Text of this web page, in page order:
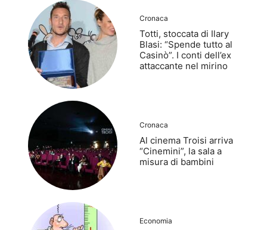
Cronaca
Totti, stoccata di Ilary
Blasi: “Spende tutto al
Casinò”. I conti dell’ex
attaccante nel mirino
Cronaca
Al cinema Troisi arriva
“Cinemini”, la sala a
misura di bambini
Economia